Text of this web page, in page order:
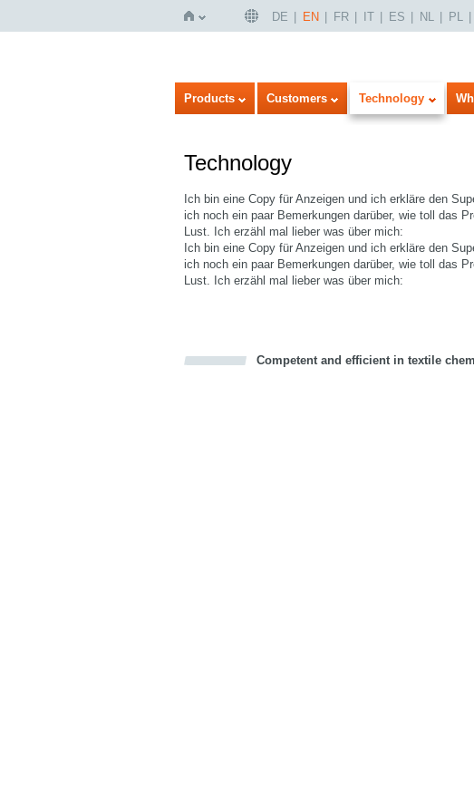
Home
DE EN FR IT ES NL PL
Products Customers Technology
Technology
Ich bin eine Copy für Anzeigen und ich erkläre den
ich noch ein paar Bemerkungen darüber, wie toll das
Lust. Ich erzähl mal lieber was über mich:
Ich bin eine Copy für Anzeigen und ich erkläre den
ich noch ein paar Bemerkungen darüber, wie toll das
Lust. Ich erzähl mal lieber was über mich:
Competent and efficient in textile